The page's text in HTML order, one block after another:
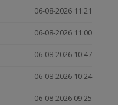
06-08-2026 11:21
06-08-2026 11:00
06-08-2026 10:47
06-08-2026 10:24
06-08-2026 09:25